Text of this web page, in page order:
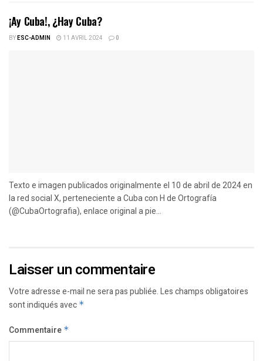
¡Ay Cuba!, ¿Hay Cuba?
BYESC-ADMIN 11 AVRIL 2024 0
Texto e imagen publicados originalmente el 10 de abril de 2024 en
la red social X, perteneciente a Cuba con H de Ortografía
(@CubaOrtografia), enlace original a pie...
Laisser un commentaire
Votre adresse e-mail ne sera pas publiée.Les champs obligatoires
sont indiqués avec *
Commentaire *